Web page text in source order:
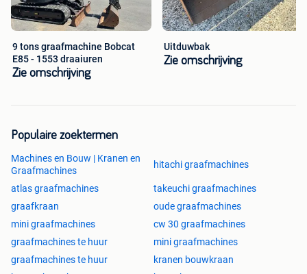
9 tons graafmachine Bobcat
E85 - 1553 draaiuren
Zie omschrijving
Uitduwbak
Zie omschrijving
Populaire zoektermen
Machines en Bouw | Kranen en
Graafmachines
hitachi graafmachines
atlas graafmachines
takeuchi graafmachines
graafkraan
oude graafmachines
mini graafmachines
cw 30 graafmachines
graafmachines te huur
mini graafmachines
graafmachines te huur
kranen bouwkraan